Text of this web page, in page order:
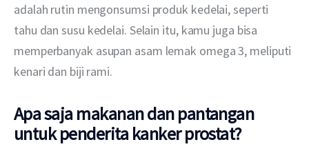
adalah rutin mengonsumsi produk kedelai, seperti
tahu dan susu kedelai. Selain itu, kamu juga bisa
memperbanyak asupan asam lemak omega 3, meliputi
kenari dan biji rami.
Apa saja makanan dan pantangan
untuk penderita kanker prostat?